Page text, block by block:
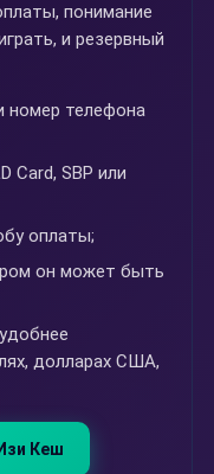
понимание
и резервный
номер телефона
Card, SBP или
оплаты;
он может быть
долларах США,
Кеш